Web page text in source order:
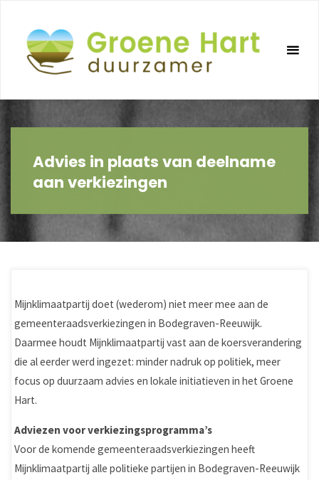
inhoud
Advies in plaats van deelname
aan verkiezingen
Mijnklimaatpartij doet (wederom) niet meer mee aan de
gemeenteraadsverkiezingen in Bodegraven-Reeuwijk.
Daarmee houdt Mijnklimaatpartij vast aan de koersverandering
die al eerder werd ingezet: minder nadruk op politiek, meer
focus op duurzaam advies en lokale initiatieven in het Groene
Hart.
Adviezen voor verkiezingsprogramma’s
Voor de komende gemeenteraadsverkiezingen heeft
Mijnklimaatpartij alle politieke partijen in Bodegraven-Reeuwijk